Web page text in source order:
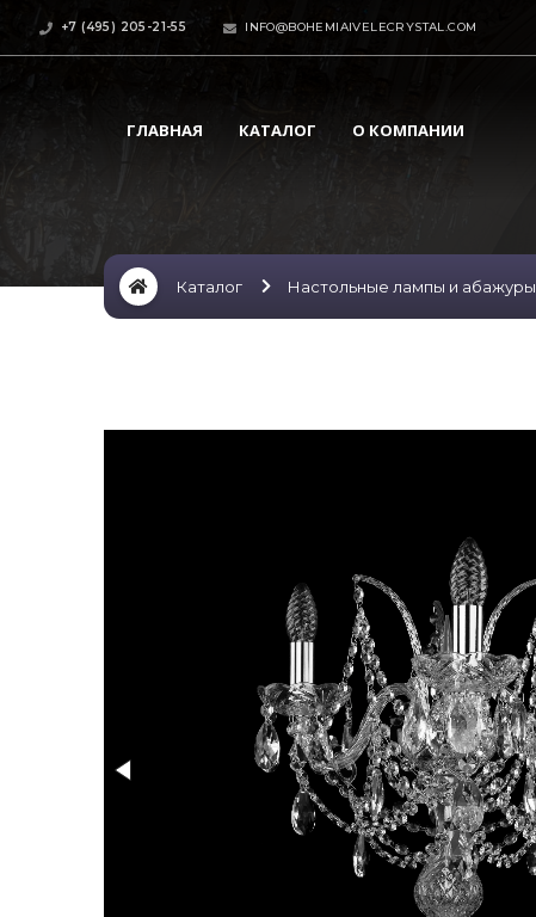
+7 (495) 205-21-55 INFO@BOHEMIAIVELECRYSTAL.COM
ГЛАВНАЯ КАТАЛОГ О КОМПАНИИ
Каталог Настольные лампы и абажуры